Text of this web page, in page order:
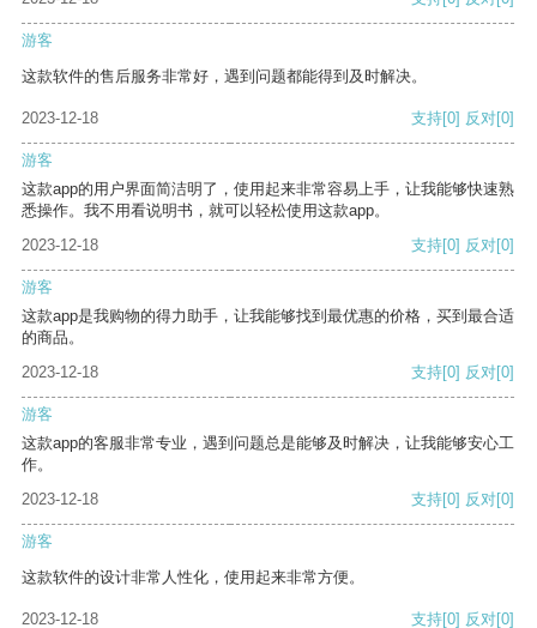
游客
这款软件的售后服务非常好，遇到问题都能得到及时解决。
2023-12-18 支持[0] 反对[0]
游客
这款app的用户界面简洁明了，使用起来非常容易上手，让我能够快速熟
悉操作。我不用看说明书，就可以轻松使用这款app。
2023-12-18
支持[0] 反对[0]
游客
这款app是我购物的得力助手，让我能够找到最优惠的价格，买到最合适
的商品。
2023-12-18
支持[0] 反对[0]
游客
这款app的客服非常专业，遇到问题总是能够及时解决，让我能够安心工
作。
2023-12-18
支持[0] 反对[0]
游客
这款软件的设计非常人性化，使用起来非常方便。
2023-12-18 支持[0] 反对[0]